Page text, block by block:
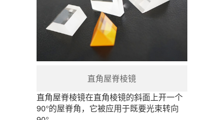
直角屋脊棱镜
直角屋脊棱镜在直角棱镜的斜面上开一个
90°的屋脊角，它被应用于既要光束转向